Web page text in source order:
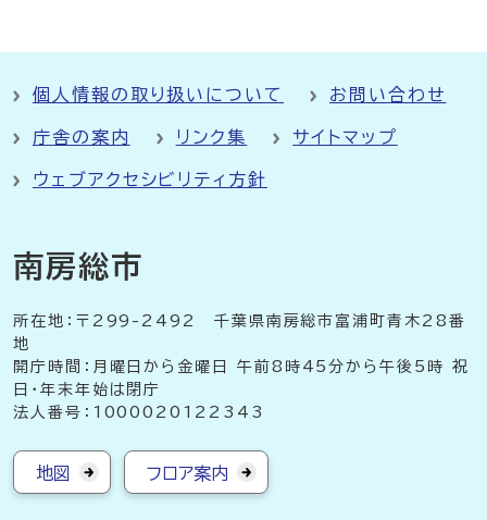
個人情報の取り扱いについて お問い合わせ
庁舎の案内 リンク集 サイトマップ
ウェブアクセシビリティ方針
南房総市
所在地：〒299-2492 千葉県南房総市富浦町青木28番
地
開庁時間：月曜日から金曜日 午前8時45分から午後5時 祝
日・年末年始は閉庁
法人番号：1000020122343
地図 フロア案内